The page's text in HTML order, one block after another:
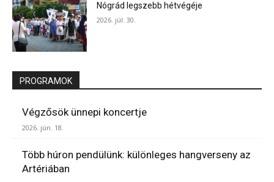
Nógrád legszebb hétvégéje
2026. júl. 30.
PROGRAMOK
Végzősök ünnepi koncertje
2026. jún. 18.
Több húron pendülünk: különleges hangverseny az
Artériában